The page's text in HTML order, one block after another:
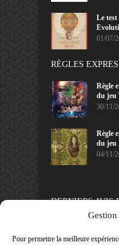
Pour permettre la meilleure
Le
01/07/
RÈGLES
Règle
du jeu
30/11/
Règle
du jeu
04/11/
DERNIERS AVIS
Sur le